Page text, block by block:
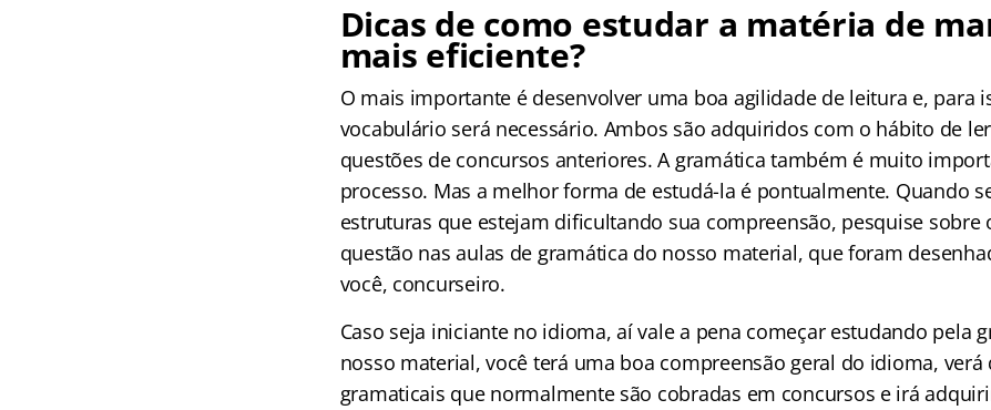
Dicas de como estudar a matéria de
mais eficiente?
O mais importante é desenvolver uma boa agilidade de leitura e, para
vocabulário será necessário. Ambos são adquiridos com o hábito de
questões de concursos anteriores. A gramática também é muito
processo. Mas a melhor forma de estudá-la é pontualmente. Quando
estruturas que estejam dificultando sua compreensão, pesquise sobre
questão nas aulas de gramática do nosso material, que foram
você, concurseiro.
Caso seja iniciante no idioma, aí vale a pena começar estudando pela
nosso material, você terá uma boa compreensão geral do idioma, verá
gramaticais que normalmente são cobradas em concursos e irá